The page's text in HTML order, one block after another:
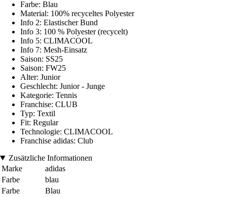
Farbe: Blau
Material: 100% recyceltes Polyester
Info 2: Elastischer Bund
Info 3: 100 % Polyester (recycelt)
Info 5: CLIMACOOL
Info 7: Mesh-Einsatz
Saison: SS25
Saison: FW25
Alter: Junior
Geschlecht: Junior - Junge
Kategorie: Tennis
Franchise: CLUB
Typ: Textil
Fit: Regular
Technologie: CLIMACOOL
Franchise adidas: Club
Zusätzliche Informationen
Marke
adidas
Farbe
blau
Farbe
Blau